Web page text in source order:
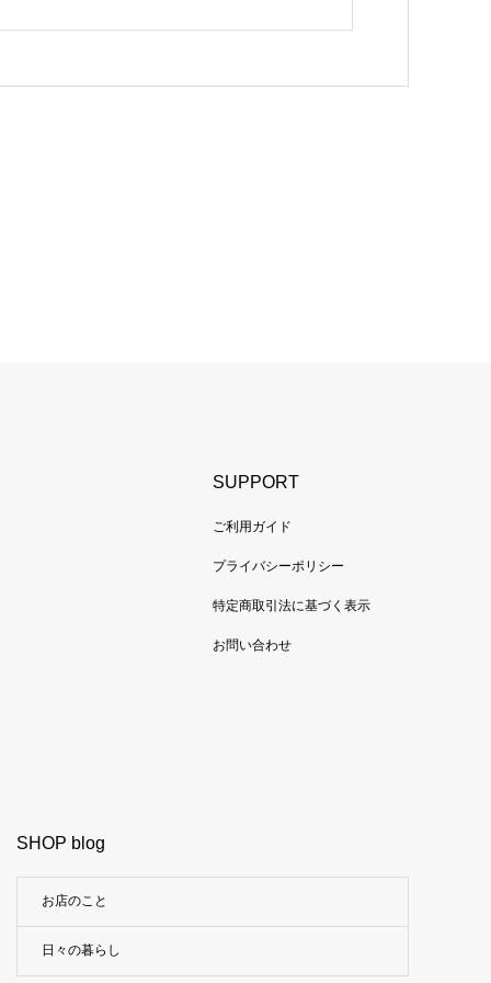
SUPPORT
ご利用ガイド
プライバシーポリシー
特定商取引法に基づく表示
お問い合わせ
SHOP blog
お店のこと
日々の暮らし